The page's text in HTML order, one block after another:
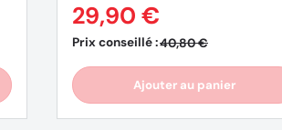
Prix conseillé :40,80 €
29,90 €
Ajouter au panier